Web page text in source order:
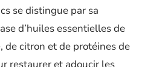
se distingue par sa
d’huiles essentielles de
de citron et de protéines de
restaurer et adoucir les